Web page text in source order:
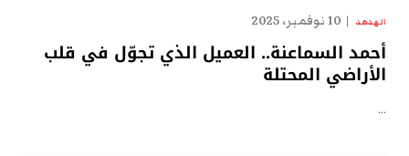
الهدهد 10 نوفمبر، 2025
أحمد السماعنة.. العميل الذي تجوّل في قلب
الأراضي المحتلة
…